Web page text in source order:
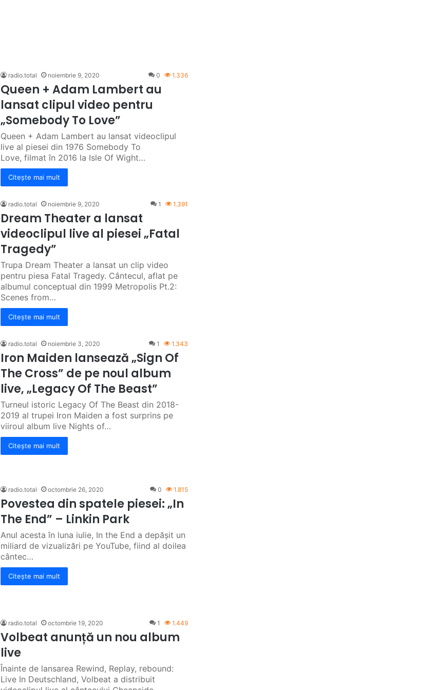
radio.total noiembrie 9, 2020 0 1.336
Queen + Adam Lambert au
lansat clipul video pentru
„Somebody To Love”
Queen + Adam Lambert au lansat videoclipul
live al piesei din 1976 Somebody To
Love, filmat în 2016 la Isle Of Wight…
Citește mai mult
radio.total noiembrie 9, 2020 1 1.391
Dream Theater a lansat
videoclipul live al piesei „Fatal
Tragedy”
Trupa Dream Theater a lansat un clip video
pentru piesa Fatal Tragedy. Cântecul, aflat pe
albumul conceptual din 1999 Metropolis Pt.2:
Scenes from…
Citește mai mult
radio.total noiembrie 3, 2020 1 1.343
Iron Maiden lansează „Sign Of
The Cross” de pe noul album
live, „Legacy Of The Beast”
Turneul istoric Legacy Of The Beast din 2018-
2019 al trupei Iron Maiden a fost surprins pe
viiroul album live Nights of…
Citește mai mult
radio.total octombrie 26, 2020 0 1.815
Povestea din spatele piesei: „In
The End” – Linkin Park
Anul acesta în luna iulie, In the End a depășit un
miliard de vizualizări pe YouTube, fiind al doilea
cântec…
Citește mai mult
radio.total octombrie 19, 2020 1 1.449
Volbeat anunță un nou album
live
Înainte de lansarea Rewind, Replay, rebound:
Live In Deutschland, Volbeat a distribuit